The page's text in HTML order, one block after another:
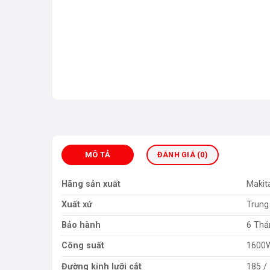
MÔ TẢ ĐÁNH GIÁ (0)
Hãng sản xuất
Xuất xứ
Bảo hành
6
Công suất
Đường kính lưỡi cắt 185 /